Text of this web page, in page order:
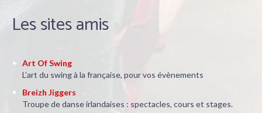
Contactez-nous
STUDIO PYLÔNES, 66 rue de la Paix